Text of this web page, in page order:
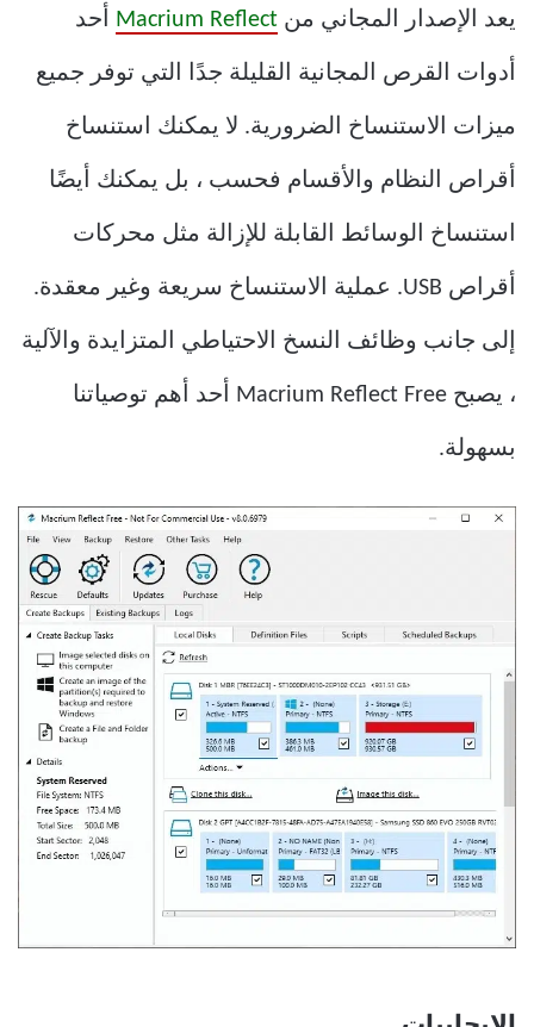
يعد الإصدار المجاني من Macrium Reflect أحد
أدوات القرص المجانية القليلة جدًا التي توفر جميع
ميزات الاستنساخ الضرورية. لا يمكنك استنساخ
أقراص النظام والأقسام فحسب ، بل يمكنك أيضًا
استنساخ الوسائط القابلة للإزالة مثل محركات
أقراص USB. عملية الاستنساخ سريعة وغير معقدة.
إلى جانب وظائف النسخ الاحتياطي المتزايدة والآلية
، يصبح Macrium Reflect Free أحد أهم توصياتنا
بسهولة.